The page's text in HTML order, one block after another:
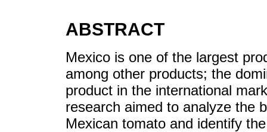
ABSTRACT
Mexico is one of the largest
among other products; the
product in the international
research aimed to analyze the
Mexican tomato and identify